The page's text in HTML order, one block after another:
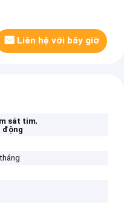
Liên hệ với bây giờ
sát tim,
động